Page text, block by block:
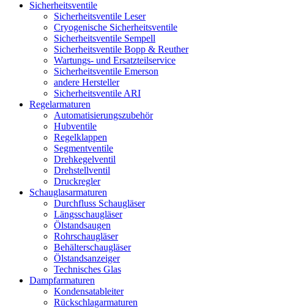
Sicherheitsventile
Sicherheitsventile Leser
Cryogenische Sicherheitsventile
Sicherheitsventile Sempell
Sicherheitsventile Bopp & Reuther
Wartungs- und Ersatzteilservice
Sicherheitsventile Emerson
andere Hersteller
Sicherheitsventile ARI
Regelarmaturen
Automatisierungszubehör
Hubventile
Regelklappen
Segmentventile
Drehkegelventil
Drehstellventil
Druckregler
Schauglas­armaturen
Durchfluss Schaugläser
Längsschaugläser
Ölstandsaugen
Rohrschaugläser
Behälterschaugläser
Ölstandsanzeiger
Technisches Glas
Dampfarmaturen
Kondensatableiter
Rückschlagarmaturen